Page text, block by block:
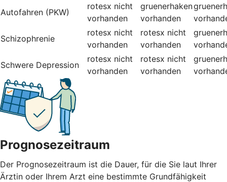
Autofahren (PKW)
rotesx nicht
vorhanden
gruenerhaken
vorhanden
Schizophrenie
rotesx nicht
vorhanden
rotesx nicht
vorhanden
Schwere Depression
rotesx nicht
vorhanden
rotesx nicht
vorhanden
Prognosezeitraum
Der Prognosezeitraum ist die Dauer, für die Sie laut Ihrer
Ärztin oder Ihrem Arzt eine bestimmte Grundfähigkeit